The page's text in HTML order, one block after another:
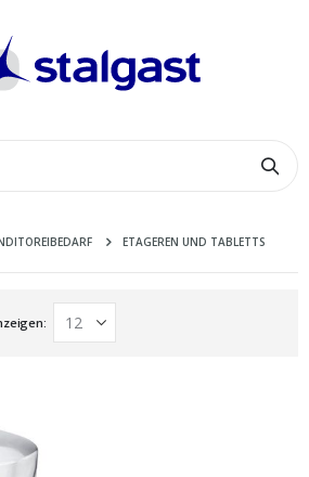
ETAGEREN UND TABLETTS